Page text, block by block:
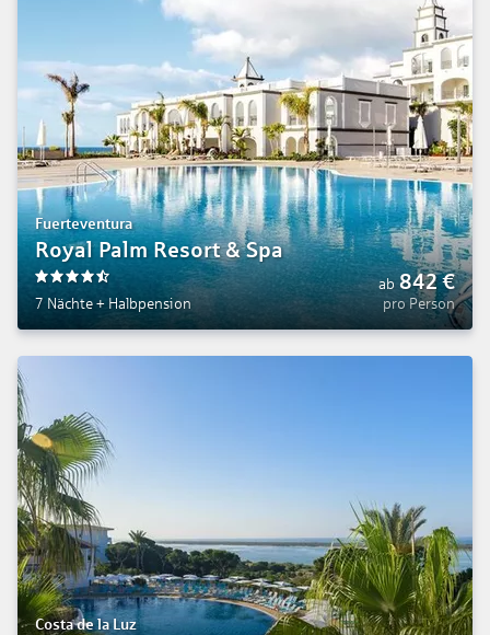
Fuerteventura
Royal Palm Resort & Spa
4.5
7 Nächte + Halbpension
ab 842€
pro Person
Costa de la Luz